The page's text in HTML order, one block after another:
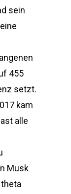
sein
455
setzt.
kam
alle
Musk